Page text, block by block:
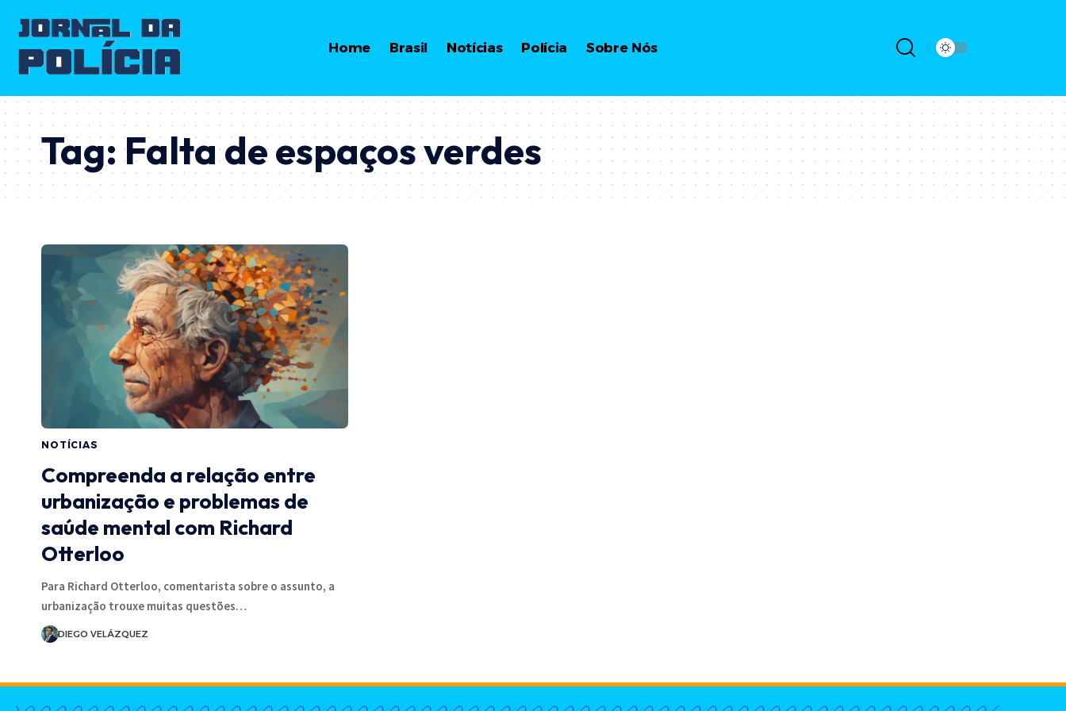
Home Brasil Notícias Polícia Sobre Nós
Tag:Falta de espaços verdes
NOTÍCIAS
Compreenda a relação entre
urbanização e problemas de
saúde mental com Richard
Otterloo
Para Richard Otterloo, comentarista sobre o assunto, a
urbanização trouxe muitas questões…
DIEGO VELÁZQUEZ